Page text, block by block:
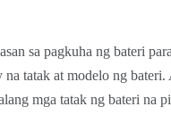
sa pagkuha ng bateri
tatak at modelo ng
mga tatak ng bateri na